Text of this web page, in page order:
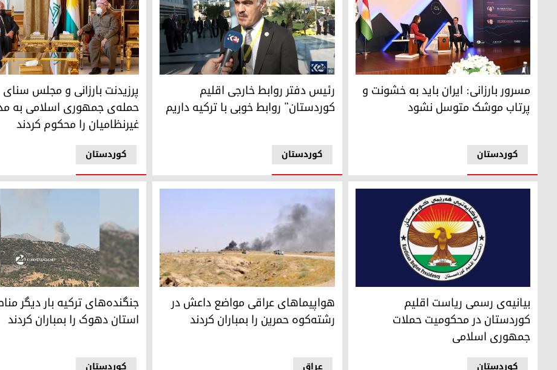
مسرور بارزانی: ایران باید به خشونت و پرتاب موشک متوسل نشود
کوردستان
مسرور بارزانی: ایران باید به خشونت و
پرتاب موشک متوسل نشود
صفین دزه‌ای، رئیس دفتر روابط خارجی اقلیم کوردستان
کوردستان
رئیس دفتر روابط خارجی اقلیم
کوردستان" روابط خوبی با ترکیه داریم
پرزیدنت بارزانی و مجلس سنای
کوردستان
پرزیدنت بارزانی و مجلس
حمله‌ی جمهوری اسلامی به
غیرنظامیان را محکوم کردند
نشان ریاست اقلیم کوردستان
بیانیه‌ی رسمی ریاست اقلیم
کوردستان در محکومیت حملات
جمهوری اسلامی
هواپیماهای عراقی مواضع داعش در رشته‌کوه حمرین را بمباران کردند
هواپیماهای عراقی مواضع داعش در
رشته‌کوه حمرین را بمباران کردند
جنگنده‌های ترکیه بار دیگر
جنگنده‌های ترکیه بار دیگر
استان دهوک را بمباران کردند